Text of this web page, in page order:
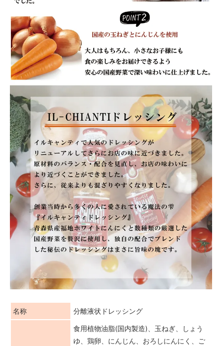
名称 分離液状ドレッシング
食用植物油脂(国内製造)、玉ねぎ、しょう
ゆ、鶏卵、にんじん、おろしにんにく、ご